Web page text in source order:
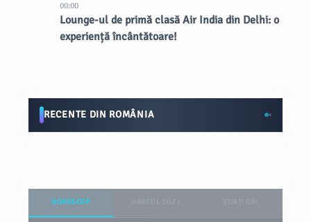
00:00
Lounge-ul de primă clasă Air India din Delhi: o
experiență încântătoare!
RECENTE DIN ROMÂNIA
HOROSCOP